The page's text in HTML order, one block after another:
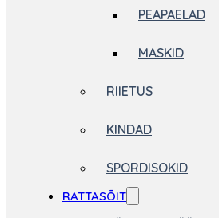
PEAPAELAD
MASKID
RIIETUS
KINDAD
SPORDISOKID
RATTASÕIT